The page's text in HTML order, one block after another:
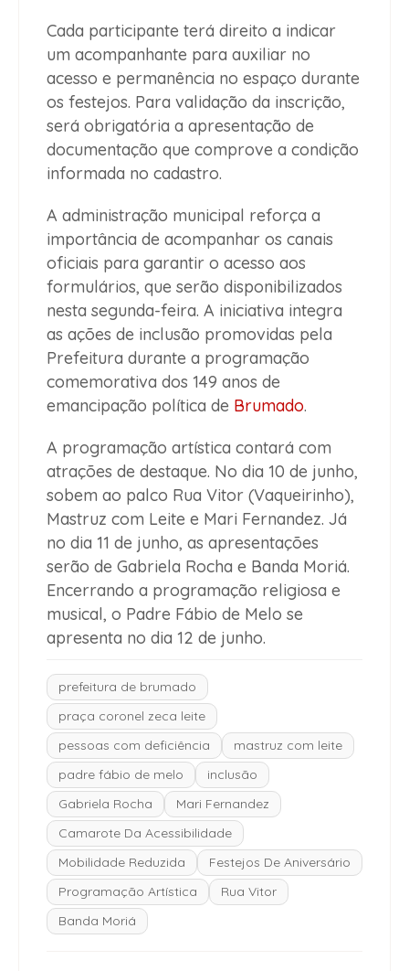
Cada participante terá direito a indicar
um acompanhante para auxiliar no
acesso e permanência no espaço durante
os festejos. Para validação da inscrição,
será obrigatória a apresentação de
documentação que comprove a condição
informada no cadastro.
A administração municipal reforça a
importância de acompanhar os canais
oficiais para garantir o acesso aos
formulários, que serão disponibilizados
nesta segunda-feira. A iniciativa integra
as ações de inclusão promovidas pela
Prefeitura durante a programação
comemorativa dos 149 anos de
emancipação política de Brumado.
A programação artística contará com
atrações de destaque. No dia 10 de junho,
sobem ao palco Rua Vitor (Vaqueirinho),
Mastruz com Leite e Mari Fernandez. Já
no dia 11 de junho, as apresentações
serão de Gabriela Rocha e Banda Moriá.
Encerrando a programação religiosa e
musical, o Padre Fábio de Melo se
apresenta no dia 12 de junho.
prefeitura de brumado
praça coronel zeca leite
pessoas com deficiência
mastruz com leite
padre fábio de melo
inclusão
Gabriela Rocha
Mari Fernandez
Camarote Da Acessibilidade
Mobilidade Reduzida
Festejos De Aniversário
Programação Artística
Rua Vitor
Banda Moriá